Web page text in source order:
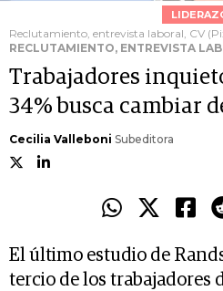
Reclutamiento, entrevista laboral, CV
RECLUTAMIENTO, ENTREVISTA
Trabajadores
34% busca cambiar
Cecilia Valleboni Subeditora
El último estudio de
tercio de los trabajadores